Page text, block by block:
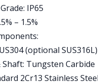
IP65
– 1.5%
(optional SUS316L)
Tungsten Carbide
2Cr13 Stainless